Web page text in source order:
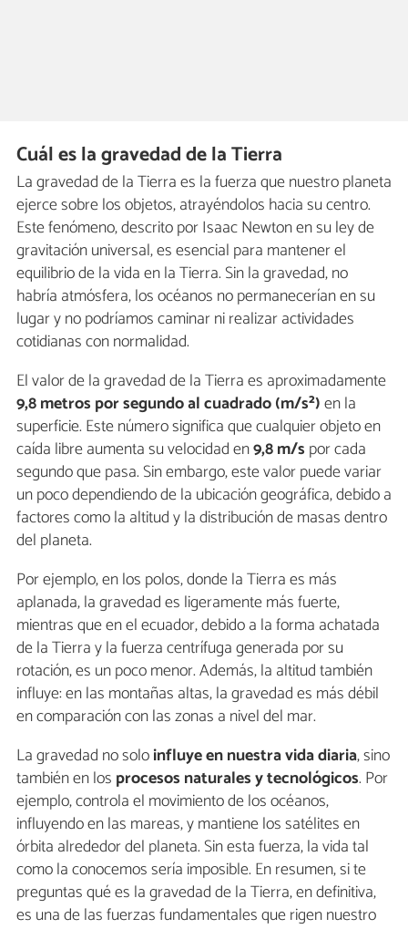
Cuál es la gravedad de la Tierra
La gravedad de la Tierra es la fuerza que nuestro planeta
ejerce sobre los objetos, atrayéndolos hacia su centro.
Este fenómeno, descrito por Isaac Newton en su ley de
gravitación universal, es esencial para mantener el
equilibrio de la vida en la Tierra. Sin la gravedad, no
habría atmósfera, los océanos no permanecerían en su
lugar y no podríamos caminar ni realizar actividades
cotidianas con normalidad.
El valor de la gravedad de la Tierra es aproximadamente
9,8 metros por segundo al cuadrado (m/s²)en la
superficie. Este número significa que cualquier objeto en
caída libre aumenta su velocidad en9,8 m/s por cada
segundo que pasa. Sin embargo, este valor puede variar
un poco dependiendo de la ubicación geográfica, debido a
factores como la altitud y la distribución de masas dentro
del planeta.
Por ejemplo, en los polos, donde la Tierra es más
aplanada, la gravedad es ligeramente más fuerte,
mientras que en el ecuador, debido a la forma achatada
de la Tierra y la fuerza centrífuga generada por su
rotación, es un poco menor. Además, la altitud también
influye: en las montañas altas, la gravedad es más débil
en comparación con las zonas a nivel del mar.
La gravedad no soloinfluye en nuestra vida diaria, sino
también en los procesos naturales y tecnológicos. Por
ejemplo, controla el movimiento de los océanos,
influyendo en las mareas, y mantiene los satélites en
órbita alrededor del planeta. Sin esta fuerza, la vida tal
como la conocemos sería imposible. En resumen, si te
preguntas qué es la gravedad de la Tierra, en definitiva,
es una de las fuerzas fundamentales que rigen nuestro